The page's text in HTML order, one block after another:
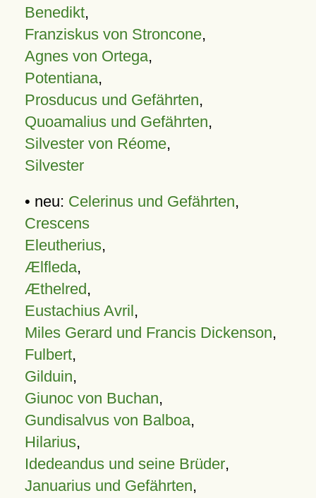
Benedikt,
Franziskus von Stroncone,
Agnes von Ortega,
Potentiana,
Prosducus und Gefährten,
Quoamalius und Gefährten,
Silvester von Réome,
Silvester
• neu: Celerinus und Gefährten,
Crescens
Eleutherius,
Ælfleda,
Æthelred,
Eustachius Avril,
Miles Gerard und Francis Dickenson,
Fulbert,
Gilduin,
Giunoc von Buchan,
Gundisalvus von Balboa,
Hilarius,
Idedeandus und seine Brüder,
Januarius und Gefährten,